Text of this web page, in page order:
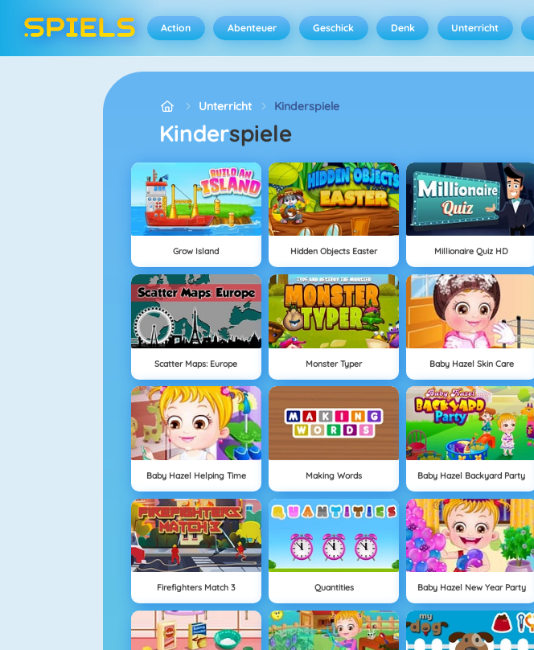
Action Abenteuer Geschick Denk Unterricht
Unterricht Kinderspiele
Kinderspiele
Grow Island Hidden Objects Easter Millionaire Quiz HD
Scatter Maps: Europe Monster Typer Baby Hazel Skin Care
Baby Hazel Helping Time Making Words Baby Hazel Backyard Party
Firefighters Match 3 Quantities Baby Hazel New Year Party